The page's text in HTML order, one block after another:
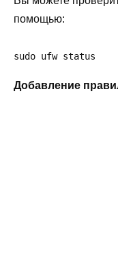
помощью:
sudo ufw status
Добавление